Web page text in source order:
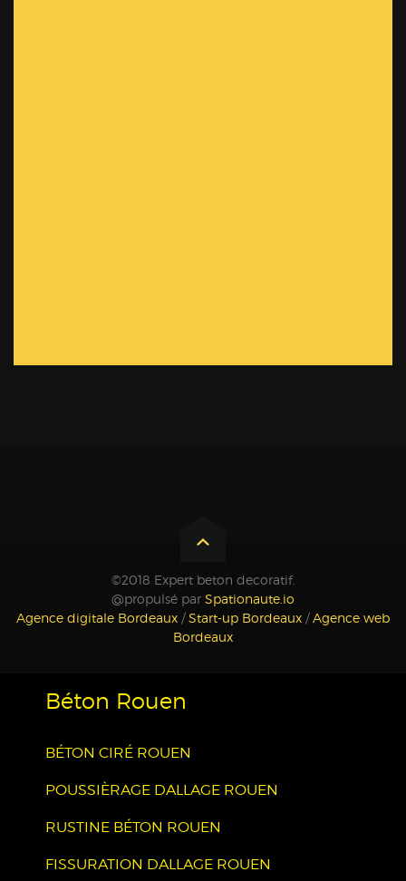
©2018 Expert beton decoratif.
@propulsé par Spationaute.io
Agence digitale Bordeaux /Start-up Bordeaux /Agence web
Bordeaux
Béton Rouen
BÉTON CIRÉ ROUEN
POUSSIÈRAGE DALLAGE ROUEN
RUSTINE BÉTON ROUEN
FISSURATION DALLAGE ROUEN